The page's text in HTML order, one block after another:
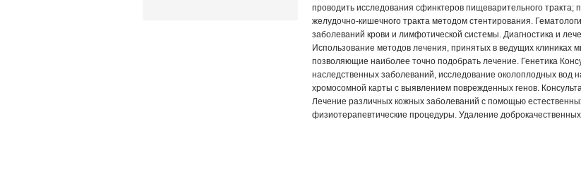
проводить исследования сфинктеров пищеварительного
желудочно-кишечного тракта методом стентирования.
заболеваний крови и лимфотической системы. Диагностика и
Использование методов лечения, принятых в ведущих
позволяющие наиболее точно подобрать лечение. Генетика
наследственных заболеваний, исследование околоплодных вод
хромосомной карты с выявлением поврежденных генов.
Лечение различных кожных заболеваний с помощью
физиотерапевтические процедуры. Удаление